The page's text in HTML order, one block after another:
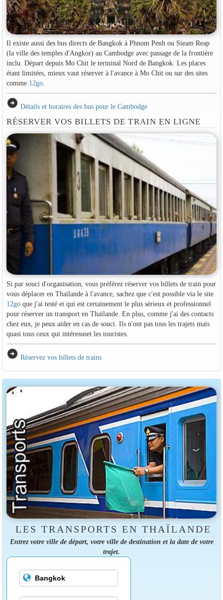
Il existe aussi des bus directs de Bangkok à Phnom Penh ou Sieam Reap
(la ville des temples d'Angkor) au Cambodge avec passage de la frontière
inclu. Départ depuis Mo Chit le terminal Nord de Bangkok. Les places
étant limitées, mieux vaut réserver à l'avance à Mo Chit ou sur des sites
comme 12go.
arrow_circle_right Détails et horaires des bus pour le Cambodge
RÉSERVER VOS BILLETS DE TRAIN EN LIGNE
Si par souci d'organisation, vous préférez réserver vos billets de train pour
vous déplacer en Thaïlande à l'avance, sachez que c'est possible via le site
12goque j'ai testé et qui est certainement le plus sérieux et professionnel
pour réserver un transport en Thaïlande. En plus, comme j'ai des contacts
chez eux, je peux aider en cas de souci. Ils n'ont pas tous les trajets mais
quasi tous ceux qui intéressnet les touristes.
arrow_circle_right Réservez vos billets de trains
LES TRANSPORTS EN THAÏLANDE
Entrez votre ville de départ, votre ville de destination et la date de votre
trajet.